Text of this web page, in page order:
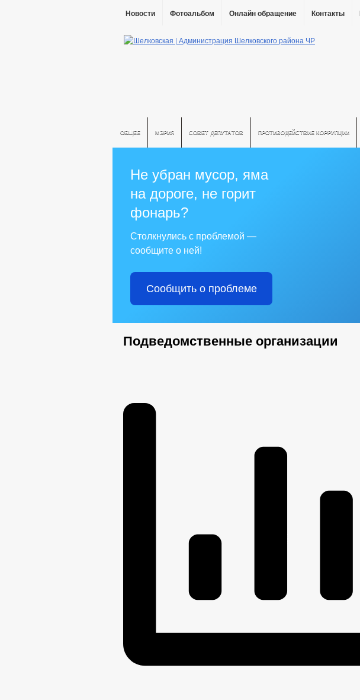
Новости Фотоальбом Онлайн обращение Контакты
ОБЩЕЕ МЭРИЯ СОВЕТ ДЕПУТАТОВ ПРОТИВОДЕЙСТВИЕ КОРРУПЦИИ
Не убран мусор, яма
на дороге, не горит
фонарь?
Столкнулись с проблемой —
сообщите о ней!
Сообщить о проблеме
Подведомственные организации